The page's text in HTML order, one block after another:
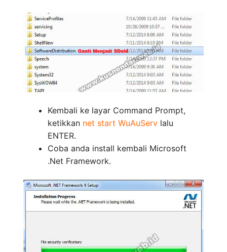
Kembali ke layar Command Prompt,
ketikkan net start WuAuServ lalu
ENTER.
Coba anda install kembali Microsoft
.Net Framework.